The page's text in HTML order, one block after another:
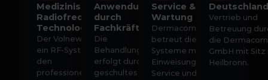
Medizinische
Radiofrequenz-
Technologie
Der Volnewmer ist
ein RF-System für
den
professionellen
Anwendung
durch
Fachkräfte
Die
Behandlung
erfolgt durch
geschultes
Service &
Wartung
Dermacom
betreut die
Systeme mit
Einweisung,
Service und
Vertrieb und
Betreuung
die Dermacom
GmbH mit Sitz
Heilbronn.